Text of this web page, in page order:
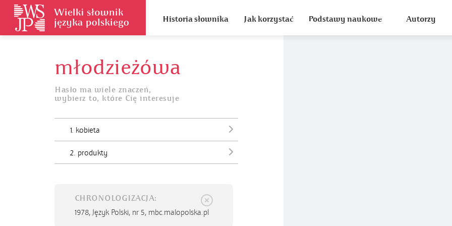
Historia słownika Jak korzystać Podstawy naukowe Autorzy
młodzieżówa
Hasło ma wiele znaczeń,
wybierz to, które Cię interesuje
1. kobieta
2. produkty
CHRONOLOGIZACJA:
1978, Język Polski, nr 5, mbc.malopolska.pl